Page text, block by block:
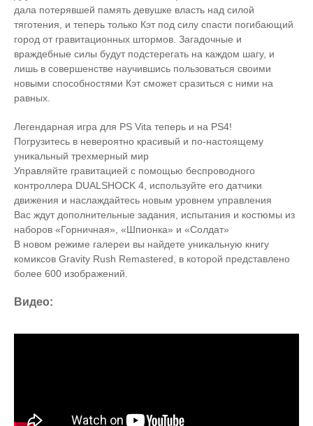
дала потерявшей память девушке власть над силой
тяготения, и теперь только Кэт под силу спасти погибающий
город от гравитационных штормов. Загадочные и
враждебные силы будут подстерегать на каждом шагу, и
лишь в совершенстве научившись пользоваться своими
новыми способностями Кэт сможет сразиться с ними на
равных.
Легендарная игра для PS Vita теперь и на PS4!
Погрузитесь в невероятно красивый и по-настоящему
уникальный трехмерный мир
Управляйте гравитацией с помощью беспроводного
контроллера DUALSHOCK 4, используйте его датчики
движения и наслаждайтесь новым уровнем управления
Вас ждут дополнительные задания, испытания и костюмы из
наборов «Горничная», «Шпионка» и «Солдат»
В новом режиме галереи вы найдете уникальную книгу
комиксов Gravity Rush Remastered, в которой представлено
более 600 изображений.
Видео: